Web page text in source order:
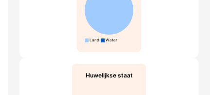
Land Water
Huwelijkse staat